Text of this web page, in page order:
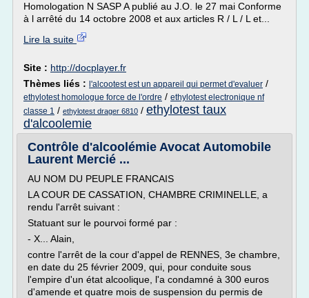
Homologation N SASP A publié au J.O. le 27 mai Conforme
à l arrêté du 14 octobre 2008 et aux articles R / L / L et...
Lire la suite
Site : http://docplayer.fr
Thèmes liés : l'alcootest est un appareil qui permet d'evaluer /
ethylotest homologue force de l'ordre / ethylotest electronique nf
classe 1 / ethylotest drager 6810 / ethylotest taux
d'alcoolemie
Contrôle d'alcoolémie Avocat Automobile
Laurent Mercié ...
AU NOM DU PEUPLE FRANCAIS
LA COUR DE CASSATION, CHAMBRE CRIMINELLE, a
rendu l'arrêt suivant :
Statuant sur le pourvoi formé par :
- X... Alain,
contre l'arrêt de la cour d'appel de RENNES, 3e chambre,
en date du 25 février 2009, qui, pour conduite sous
l'empire d'un état alcoolique, l'a condamné à 300 euros
d'amende et quatre mois de suspension du permis de